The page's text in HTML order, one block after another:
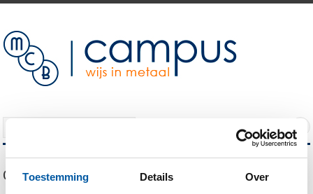
Toestemming Details Over
Our Blog